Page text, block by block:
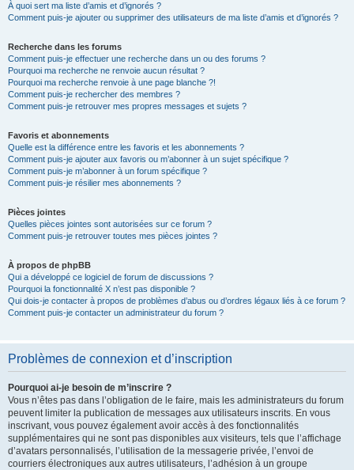
À quoi sert ma liste d’amis et d’ignorés ?
Comment puis-je ajouter ou supprimer des utilisateurs de ma liste d’amis et d’ignorés ?
Recherche dans les forums
Comment puis-je effectuer une recherche dans un ou des forums ?
Pourquoi ma recherche ne renvoie aucun résultat ?
Pourquoi ma recherche renvoie à une page blanche ?!
Comment puis-je rechercher des membres ?
Comment puis-je retrouver mes propres messages et sujets ?
Favoris et abonnements
Quelle est la différence entre les favoris et les abonnements ?
Comment puis-je ajouter aux favoris ou m’abonner à un sujet spécifique ?
Comment puis-je m’abonner à un forum spécifique ?
Comment puis-je résilier mes abonnements ?
Pièces jointes
Quelles pièces jointes sont autorisées sur ce forum ?
Comment puis-je retrouver toutes mes pièces jointes ?
À propos de phpBB
Qui a développé ce logiciel de forum de discussions ?
Pourquoi la fonctionnalité X n’est pas disponible ?
Qui dois-je contacter à propos de problèmes d’abus ou d’ordres légaux liés à ce forum ?
Comment puis-je contacter un administrateur du forum ?
Problèmes de connexion et d’inscription
Pourquoi ai-je besoin de m’inscrire ?
Vous n’êtes pas dans l’obligation de le faire, mais les administrateurs du forum
peuvent limiter la publication de messages aux utilisateurs inscrits. En vous
inscrivant, vous pouvez également avoir accès à des fonctionnalités
supplémentaires qui ne sont pas disponibles aux visiteurs, tels que l’affichage
d’avatars personnalisés, l’utilisation de la messagerie privée, l’envoi de
courriers électroniques aux autres utilisateurs, l’adhésion à un groupe